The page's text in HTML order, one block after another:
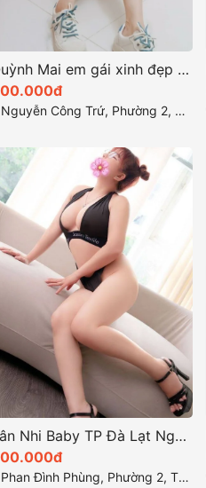
Quỳnh Mai em gái xinh đẹp và quyến rũ ở Bảo Lộc
Nguyễn Công Trứ, Phường 2, Thành phố Bảo Lộc, Tỉnh Lâm Đồng
Vân Nhi Baby TP Đà Lạt Ngọt Ngào Đáng Yêu
Phan Đình Phùng, Phường 2, Thành phố Đà Lạt, Lâm Đồng